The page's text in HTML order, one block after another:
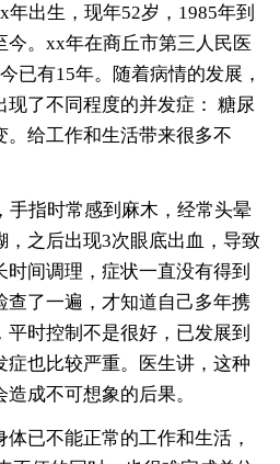
出生，现年52岁，1985年到
今。xx年在商丘市第三人民医
已有15年。随着病情的发展，
现了不同程度的并发症： 糖尿
。给工作和生活带来很多不
指时常感到麻木，经常头晕
，之后出现3次眼底出血，导致
间调理，症状一直没有得到
查了一遍，才知道自己多年携
时控制不是很好，已发展到
症也比较严重。医生讲，这种
成不可想象的后果。
已不能正常的工作和生活，